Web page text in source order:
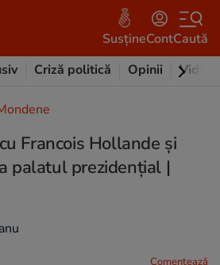
SusțineContCaută
Criză politică Opinii Video
Francois Hollande şi
palatul prezidenţial |
Comentează